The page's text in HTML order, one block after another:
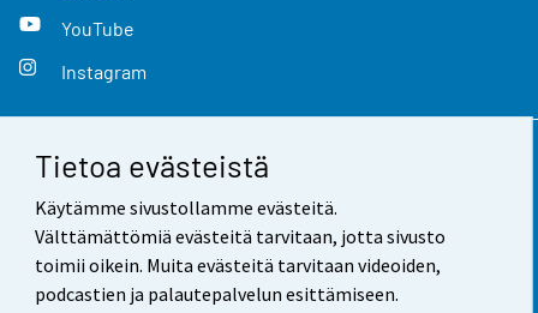
Tietoa evästeistä
Käytämme sivustollamme evästeitä.
Välttämättömiä evästeitä tarvitaan, jotta sivusto
toimii oikein. Muita evästeitä tarvitaan videoiden,
podcastien ja palautepalvelun esittämiseen.
YouTube
Instagram
Yhteystiedot
Palaute
Käyttöehdot